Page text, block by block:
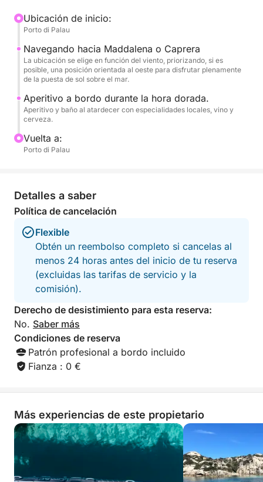
Un aperitivo a bordo acompaña la hora dorada,
transformando la excursión en una experiencia
exclusiva y romántica. Ideal para parejas, grupos
pequeños o para celebrar una ocasión especial, este
ambiente.
Una forma única de terminar el día en el corazón de
la Costa Esmeralda.
Ubicación de inicio:
Porto di Palau
Navegando hacia Maddalena o Caprera
La ubicación se elige en función del viento, priorizando, si es
posible, una posición orientada al oeste para disfrutar plenamente
de la puesta de sol sobre el mar.
Aperitivo a bordo durante la hora dorada.
Aperitivo y baño al atardecer con especialidades locales, vino y
cerveza.
Vuelta a:
Porto di Palau
Detalles a saber
Política de cancelación
Flexible
Obtén un reembolso completo si cancelas al
menos 24 horas antes del inicio de tu reserva
(excluidas las tarifas de servicio y la
comisión).
Derecho de desistimiento para esta reserva:
No. Saber más
Condiciones de reserva
Patrón profesional a bordo incluido
Fianza : 0 €
Más experiencias de este propietario